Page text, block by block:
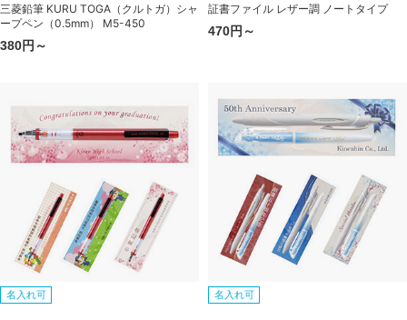
三菱鉛筆 KURU TOGA（クルトガ）シャ
ープペン（0.5mm） M5-450
380円～
証書ファイル レザー調 ノートタイプ
470円～
名入れ可 名入れ可